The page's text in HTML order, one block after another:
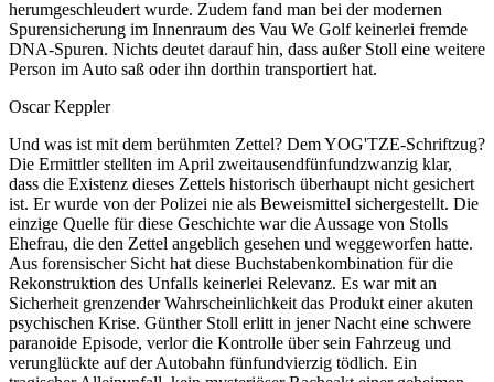
herumgeschleudert wurde. Zudem fand man bei der modernen
Spurensicherung im Innenraum des Vau We Golf keinerlei fremde
DNA-Spuren. Nichts deutet darauf hin, dass außer Stoll eine weitere
Person im Auto saß oder ihn dorthin transportiert hat.
Oscar Keppler
Und was ist mit dem berühmten Zettel? Dem YOG'TZE-Schriftzug?
Die Ermittler stellten im April zweitausendfünfundzwanzig klar,
dass die Existenz dieses Zettels historisch überhaupt nicht gesichert
ist. Er wurde von der Polizei nie als Beweismittel sichergestellt. Die
einzige Quelle für diese Geschichte war die Aussage von Stolls
Ehefrau, die den Zettel angeblich gesehen und weggeworfen hatte.
Aus forensischer Sicht hat diese Buchstabenkombination für die
Rekonstruktion des Unfalls keinerlei Relevanz. Es war mit an
Sicherheit grenzender Wahrscheinlichkeit das Produkt einer akuten
psychischen Krise. Günther Stoll erlitt in jener Nacht eine schwere
paranoide Episode, verlor die Kontrolle über sein Fahrzeug und
verunglückte auf der Autobahn fünfundvierzig tödlich. Ein